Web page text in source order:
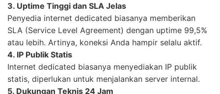
3. Uptime Tinggi dan SLA Jelas
Penyedia internet dedicated biasanya memberikan
SLA (Service Level Agreement) dengan uptime 99,5%
atau lebih. Artinya, koneksi Anda hampir selalu aktif.
4. IP Publik Statis
Internet dedicated biasanya menyediakan IP publik
statis, diperlukan untuk menjalankan server internal.
5. Dukungan Teknis 24 Jam